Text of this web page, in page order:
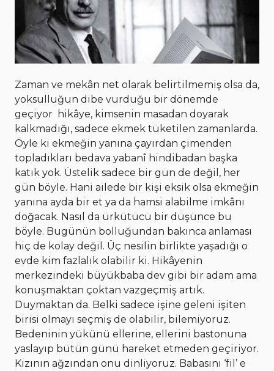
Zaman ve mekân net olarak belirtilmemiş olsa da,
yoksulluğun dibe vurduğu bir dönemde
geçiyor hikâye, kimsenin masadan doyarak
kalkmadığı, sadece ekmek tüketilen zamanlarda.
Öyle ki ekmeğin yanına çayırdan çimenden
topladıkları bedava yabanî hindibadan başka
katık yok. Üstelik sadece bir gün de değil, her
gün böyle. Hani ailede bir kişi eksik olsa ekmeğin
yanına ayda bir et ya da hamsi alabilme imkânı
doğacak. Nasıl da ürkütücü bir düşünce bu
böyle. Bugünün bolluğundan bakınca anlaması
hiç de kolay değil. Üç nesilin birlikte yaşadığı o
evde kim fazlalık olabilir ki. Hikâyenin
merkezindeki büyükbaba dev gibi bir adam ama
konuşmaktan çoktan vazgeçmiş artık.
Duymaktan da. Belki sadece işine geleni işiten
birisi olmayı seçmiş de olabilir, bilemiyoruz.
Bedeninin yükünü ellerine, ellerini bastonuna
yaslayıp bütün günü hareket etmeden geçiriyor.
Kızının ağzından onu dinliyoruz. Babasını ‘fil’ e